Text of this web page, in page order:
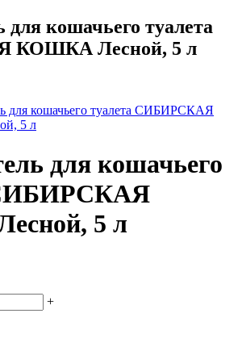
кошачьего туалета
КОШКА Лесной, 5 л
для кошачьего
5 л
+